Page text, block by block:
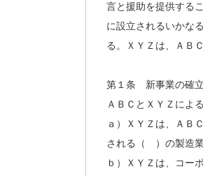
言と援助を提供する
に設立されるいかな
る。ＸＹＺは、ＡＢ
第１条 新事業の確立
ＡＢＣとＸＹＺによ
ａ）ＸＹＺは、ＡＢ
される（ ）の製造業
ｂ）ＸＹＺは、コー